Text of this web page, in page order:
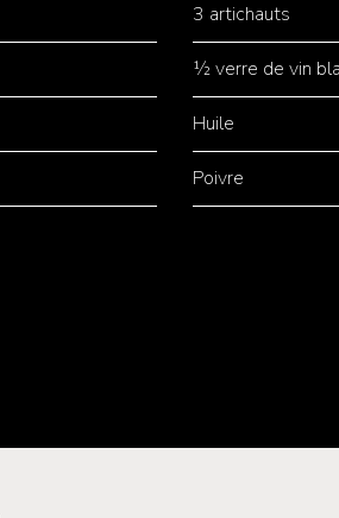
3 artichauts
½ verre de vin
Huile
Poivre